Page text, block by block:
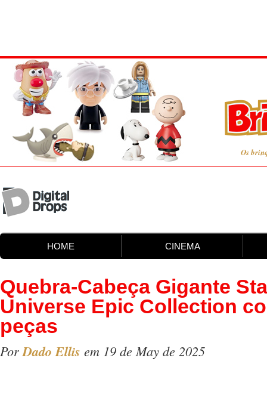
Os
HOME CINEMA
Quebra-Cabeça Gigante
Universe Epic Collection
peças
PorDado Ellis em 19 de May de 2025